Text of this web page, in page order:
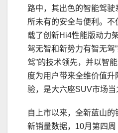
路中，其出色的智能驾
所未有的安全与便利。
载了创新Hi4性能版动力
驾无智和新势力有智无驾
驾”的技术领先，并以智
度为用户带来全维价值
验，是大六座SUV市场当
自上市以来，全新蓝山
新销量数据，10月第四